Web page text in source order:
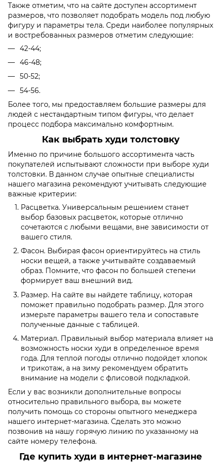
Также отметим, что на сайте доступен ассортимент
размеров, что позволяет подобрать модель под любую
фигуру и параметры тела. Среди наиболее популярных
и востребованных размеров отметим следующие:
42-44;
46-48;
50-52;
54-56.
Более того, мы предоставляем большие размеры для
людей с нестандартным типом фигуры, что делает
процесс подбора максимально комфортным.
Как выбрать худи толстовку
Именно по причине большого ассортимента часть
покупателей испытывают сложности при выборе худи
толстовки. В данном случае опытные специалисты
нашего магазина рекомендуют учитывать следующие
важные критерии:
Расцветка. Универсальным решением станет
выбор базовых расцветок, которые отлично
сочетаются с любыми вещами, вне зависимости от
вашего стиля.
Фасон. Выбирая фасон ориентируйтесь на стиль
носки вещей, а также учитывайте создаваемый
образ. Помните, что фасон по большей степени
формирует ваш внешний вид.
Размер. На сайте вы найдете таблицу, которая
поможет правильно подобрать размер. Для этого
измерьте параметры вашего тела и сопоставьте
полученные данные с таблицей.
Материал. Правильный выбор материала влияет на
возможность носки худи в определенное время
года. Для теплой погоды отлично подойдет хлопок
и трикотаж, а на зиму рекомендуем обратить
внимание на модели с флисовой подкладкой.
Если у вас возникли дополнительные вопросы
относительно правильного выбора, вы можете
получить помощь со стороны опытного менеджера
нашего интернет-магазина. Сделать это можно
позвонив на нашу горячую линию по указанному на
сайте номеру телефона.
​​Где купить худи в интернет-магазине